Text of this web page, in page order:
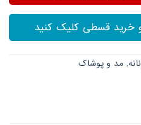
قسطی کلیک کنید
, مد و پوشاک